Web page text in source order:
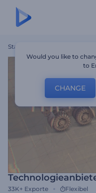
Startseite
33K+ Exporte Flexibel
Would you like to
to
CHANGE